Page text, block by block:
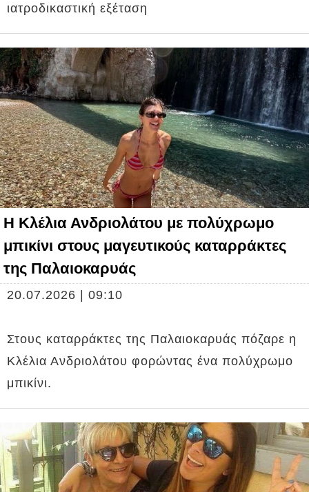
ιατροδικαστική εξέταση
Η Κλέλια Ανδριολάτου με πολύχρωμο
μπικίνι στους μαγευτικούς καταρράκτες
της Παλαιοκαρυάς
20.07.2026 | 09:10
Στους καταρράκτες της Παλαιοκαρυάς πόζαρε η
Κλέλια Ανδριολάτου φορώντας ένα πολύχρωμο
μπικίνι.